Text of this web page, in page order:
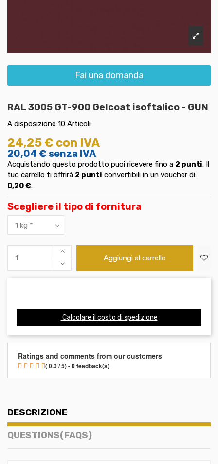
Fai una domanda
RAL 3005 GT-900 Gelcoat isoftalico - GUN
A disposizione 10 Articoli
24,25 € con IVA
20,04 € senza IVA
Acquistando questo prodotto puoi ricevere fino a 2 punti. Il
tuo carrello ti offrirà 2 punti convertibili in un voucher di:
0,20 €.
Scegliere il tipo di fornitura
Aggiungi al carrello
Calcolare il costo di spedizione
Ratings and comments from our customers
( 0.0 / 5) - 0 feedback(s)
DESCRIZIONE
QUESTIONS(FAQS)